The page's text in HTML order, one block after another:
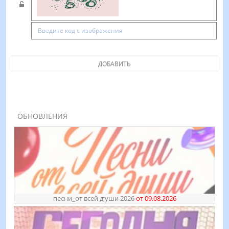
ДОБАВИТЬ
ОБНОВЛЕНИЯ
песни_от всей ꙣуши 2026от 09.08.2026